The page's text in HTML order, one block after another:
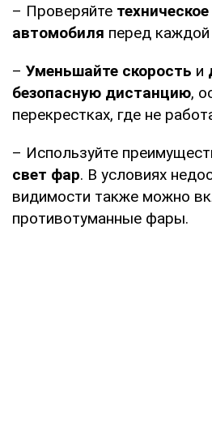
– Проверяйте
автомобиля перед
– Уменьшайте скорость и
безопасную дистанцию,
перекрестках, где не
– Используйте
свет фар. В условиях
видимости также можно
противотуманные фары.